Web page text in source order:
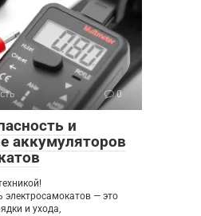
0
и
аккумуляторов
электросамокатов — это
и ухода,